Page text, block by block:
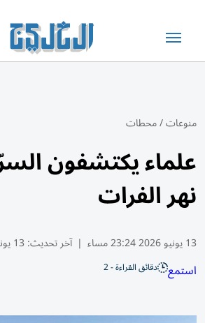
منوعات/محطات
علماء يكتشفون
نهر الفرات
13 يونيو 2026 23:24 مساء | آخر تحديث: 13 يونيو 23:27 2026
استمع دقائق القراءة - 2